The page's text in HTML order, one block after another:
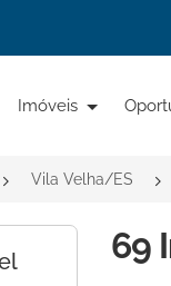
Imóveis
Vila Velha/ES
69